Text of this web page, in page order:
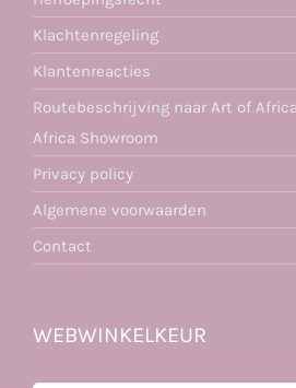
Klachtenregeling
Klantenreacties
Routebeschrijving naar Art of
Africa Showroom
Privacy policy
Algemene voorwaarden
Contact
WEBWINKELKEUR